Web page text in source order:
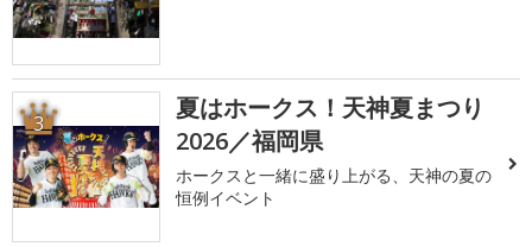
3
夏はホークス！天神夏まつり
2026／福岡県
ホークスと一緒に盛り上がる、天神の夏の
恒例イベント